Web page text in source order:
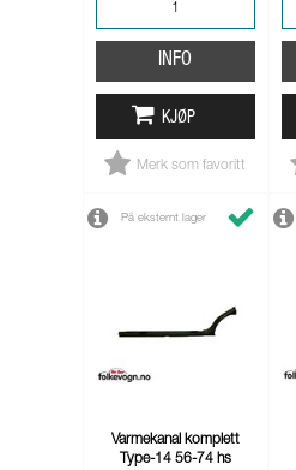
INFO
KJØP
Merk som favoritt
På eksternt lager
Varmekanal komplett
Type-14 56-74 hs